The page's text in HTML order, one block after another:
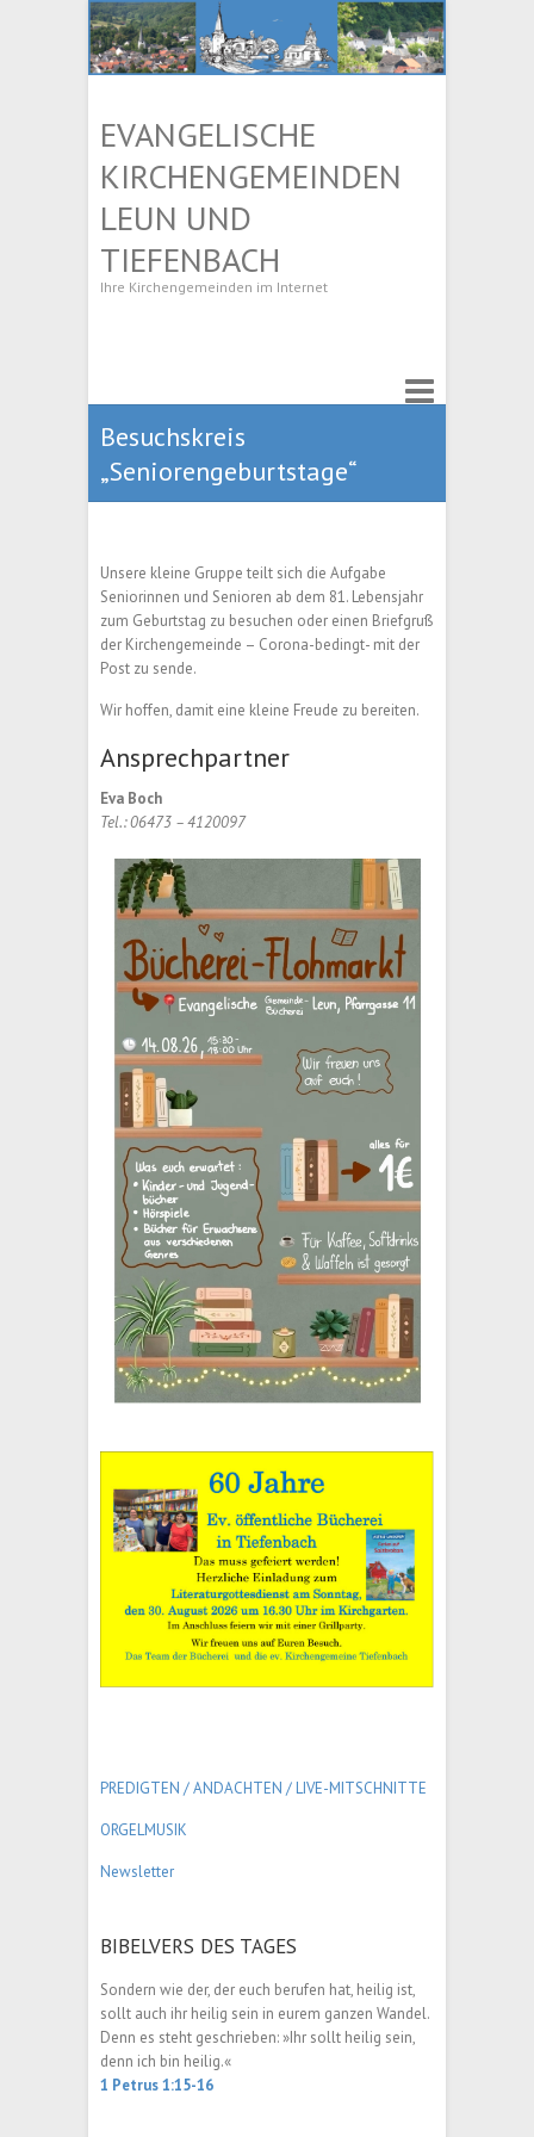
EVANGELISCHE
KIRCHENGEMEINDEN
LEUN UND
TIEFENBACH
Ihre Kirchengemeinden im Internet
Besuchskreis
„Seniorengeburtstage“
Unsere kleine Gruppe teilt sich die Aufgabe
Seniorinnen und Senioren ab dem 81. Lebensjahr
zum Geburtstag zu besuchen oder einen Briefgruß
der Kirchengemeinde – Corona-bedingt- mit der
Post zu sende.
Wir hoffen, damit eine kleine Freude zu bereiten.
Ansprechpartner
Eva Boch
Tel.: 06473 – 4120097
PREDIGTEN / ANDACHTEN / LIVE-MITSCHNITTE
ORGELMUSIK
Newsletter
BIBELVERS DES TAGES
Sondern wie der, der euch berufen hat, heilig ist,
sollt auch ihr heilig sein in eurem ganzen Wandel.
Denn es steht geschrieben: »Ihr sollt heilig sein,
denn ich bin heilig.«
1 Petrus 1:15-16